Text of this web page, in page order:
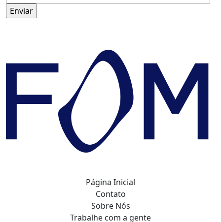
Página Inicial
Contato
Sobre Nós
Trabalhe com a gente